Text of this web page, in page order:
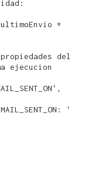
ejecucion